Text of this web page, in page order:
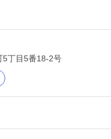
5丁目5番18-2号